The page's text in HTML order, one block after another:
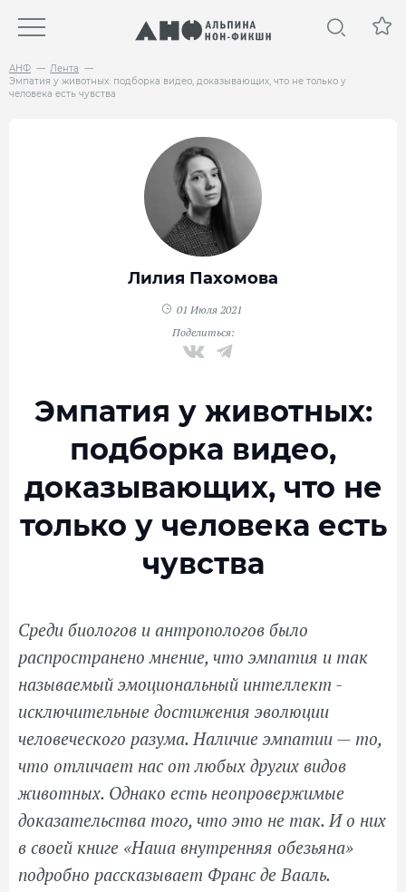
АНФ
Лента
Эмпатия у животных: подборка видео, доказывающих, что не только у
человека есть чувства
Лилия Пахомова
01 Июля 2021
Поделиться:
Эмпатия у животных:
подборка видео,
доказывающих, что не
только у человека есть
чувства
Среди биологов и антропологов было
распространено мнение, что эмпатия и так
называемый эмоциональный интеллект -
исключительные достижения эволюции
человеческого разума. Наличие эмпатии — то,
что отличает нас от любых других видов
животных. Однако есть неопровержимые
доказательства того, что это не так. И о них
в своей книге «Наша внутренняя обезьяна»
подробно рассказывает Франс де Вааль.